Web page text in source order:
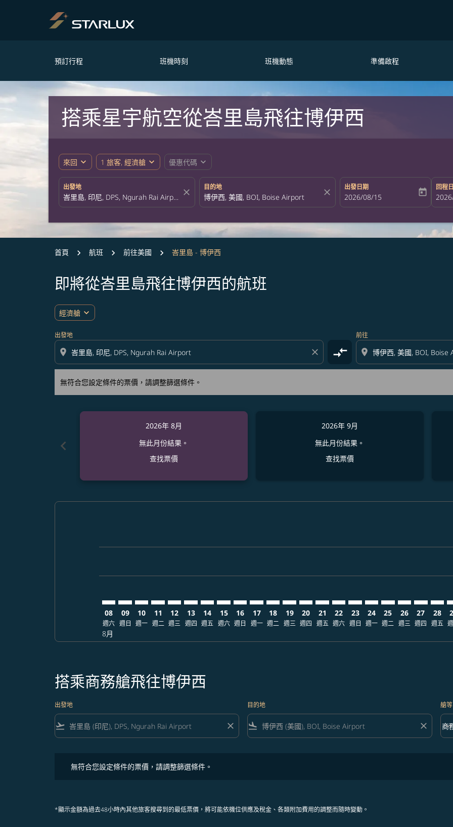
預訂行程 班機時刻 班機動態 準備啟程
搭乘星宇航空從峇里島飛往博伊西
來回 expand_more 1 旅客, 經濟艙 expand_more 優惠代碼 expand_more
出發地
close
目的地
close
出發日期
fc-booking-departure-date-aria-
2026/08/15 today
回程
fc-
首頁 航班 前往美國 峇里島 - 博伊西
即將從峇里島飛往博伊西的航班
經濟艙 expand_more
出發地
location_on close compare_arrows
前往
location_on
無符合您設定條件的票價，請調整篩選條件。
無符合您設定條件的票價，請調整篩選條件。
chevron_left
2026年 8月
無此月份結果。
查找票價
2026年 9月
無此月份結果。
查找票價
08
週六
8月
09
週日
10
週一
11
週二
12
週三
13
週四
14
週五
15
週六
16
週日
17
週一
18
週二
19
週三
20
週四
21
週五
DPS–BOI: cmp-view-offers-
22
週六
DPS–BOI: cmp-view-offers-
23
週日
DPS–BOI: cmp-view-
24
週一
DPS–BOI: cmp-
25
週二
DPS–BOI:
26
週三
27
週四
28
週五
搭乘商務艙飛往博伊西
出發地
flight_takeoff close
目的地
flight_land close
艙等
艙
商
keyboard_arrow_down
無符合您設定條件的票價，請調整篩選條件。
*顯示金額為過去48小時內其他旅客搜尋到的最低票價，將可能依機位供應及稅金、各類附加費用的調整而隨時變動。